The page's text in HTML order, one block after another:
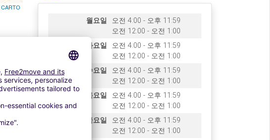
CARTO
월요일
오전 4:00 - 오후 11:59
오전 12:00 - 오전 1:00
화요일
오전 4:00 - 오후 11:59
오전 12:00 - 오전 1:00
수요일
오전 4:00 - 오후 11:59
오전 12:00 - 오전 1:00
목요일
오전 4:00 - 오후 11:59
오전 12:00 - 오전 1:00
금요일
오전 4:00 - 오후 11:59
오전 12:00 - 오전 1:00